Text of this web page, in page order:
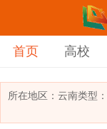
首页 高校
所在地区： 云南类型：